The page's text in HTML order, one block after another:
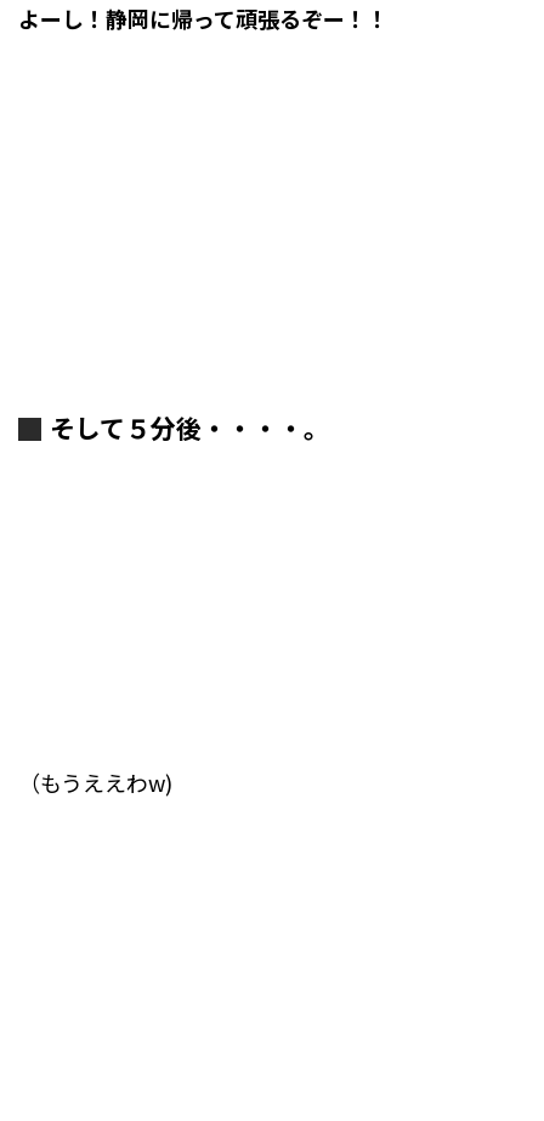
よーし！静岡に帰って頑張るぞー！！
そして５分後・・・・。
（もうええわw)